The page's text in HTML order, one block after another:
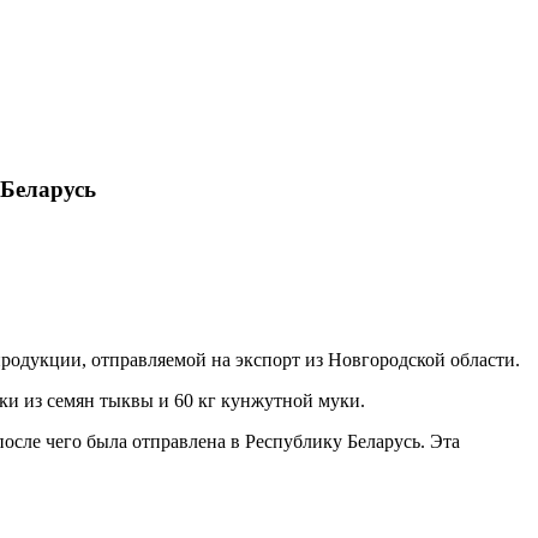
отправляемой на экспорт из Новгородской области.
из семян тыквы и 60 кг кунжутной муки.
чего была отправлена в Республику Беларусь. Эта